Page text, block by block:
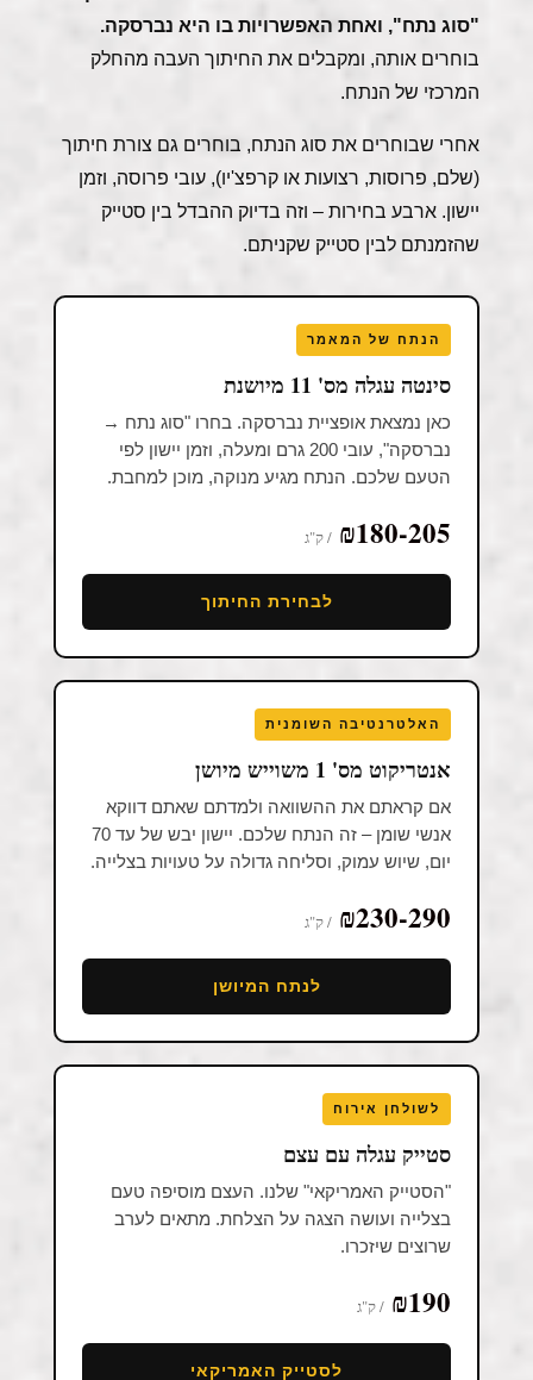
"סוג נתח", ואחת האפשרויות בו היא נברסקה.
בוחרים אותה, ומקבלים את החיתוך העבה מהחלק
המרכזי של הנתח.
אחרי שבוחרים את סוג הנתח, בוחרים גם צורת חיתוך
(שלם, פרוסות, רצועות או קרפצ'יו), עובי פרוסה, וזמן
יישון. ארבע בחירות – וזה בדיוק ההבדל בין סטייק
שהזמנתם לבין סטייק שקניתם.
הנתח של המאמר
סינטה עגלה מס' 11 מיושנת
כאן נמצאת אופציית נברסקה. בחרו "סוג נתח →
נברסקה", עובי 200 גרם ומעלה, וזמן יישון לפי
הטעם שלכם. הנתח מגיע מנוקה, מוכן למחבת.
₪180-205 / ק"ג
לבחירת החיתוך
האלטרנטיבה השומנית
אנטריקוט מס' 1 משוייש מיושן
אם קראתם את ההשוואה ולמדתם שאתם דווקא
אנשי שומן – זה הנתח שלכם. יישון יבש של עד 70
יום, שיוש עמוק, וסליחה גדולה על טעויות בצלייה.
₪230-290 / ק"ג
לנתח המיושן
לשולחן אירוח
סטייק עגלה עם עצם
"הסטייק האמריקאי" שלנו. העצם מוסיפה טעם
בצלייה ועושה הצגה על הצלחת. מתאים לערב
שרוצים שיזכרו.
₪190 / ק"ג
לסטייק האמריקאי